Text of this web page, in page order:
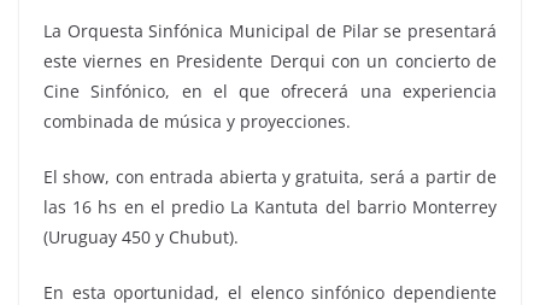
La Orquesta Sinfónica Municipal de Pilar se presentará
este viernes en Presidente Derqui con un concierto de
Cine Sinfónico, en el que ofrecerá una experiencia
combinada de música y proyecciones.
El show, con entrada abierta y gratuita, será a partir de
las 16 hs en el predio La Kantuta del barrio Monterrey
(Uruguay 450 y Chubut).
En esta oportunidad, el elenco sinfónico dependiente